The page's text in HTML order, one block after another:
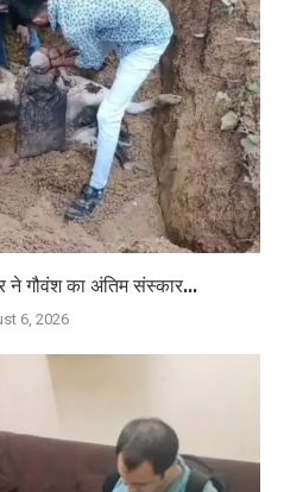
ने गौवंश का अंतिम संस्कार...
6, 2026